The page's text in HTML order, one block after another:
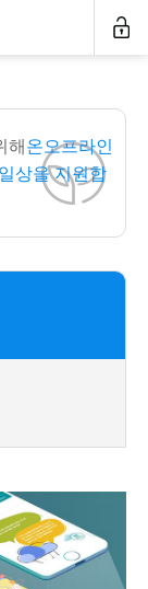
해온오프라인
상을 지원합